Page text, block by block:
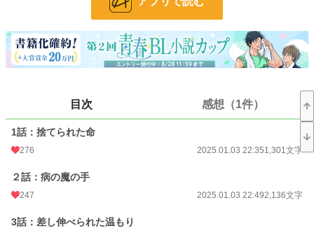
互いに気持ちを深めていくなか、ルイスの弟オスカーの病が悪化してしまう。
治療方法もない絶望のなか、オスカーを助けたいというフェリスとルイスの願
いが奇跡を起こす。
幸せを呼ぶ招き猫の獣人フェリスが命の恩人で初恋の青年ルイスに愛と幸せを
21,861 位 / 228,668 件
BL 5,441 位 / 31,396 件
お気に入り
24h.ポイント 28 pt
文字数
更新日時 2025.01.05 21:12
目次 感想（1件）
1話：捨てられた命
276 2025.01.03 22:351,301文字
２話：病の魔の手
247 2025.01.03 22:492,136文字
3話：差し伸べられた温もり